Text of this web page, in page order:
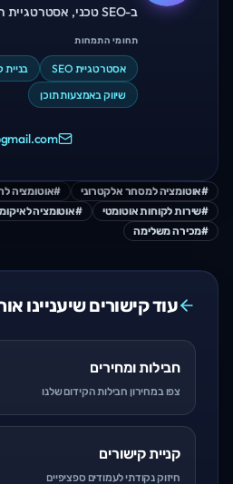
ב-SEO טכני, אסטרטגיית תוכן ובניית קישורים.
תחומי התמחות
אסטרטגיית SEO בניית
שיווק באמצעות תוכן
#אוטומציה למסחר אלקטרוני #אוטומציה
#שירות לקוחות אוטומטי #אוטומציה
#מכירה משלימה
עוד קישורים שיעניינו
חבילות ומחירים
צפו במחירון חבילות הקידום שלנו
קניית קישורים
חיזוק נקודתי לעמודים ספציפיים